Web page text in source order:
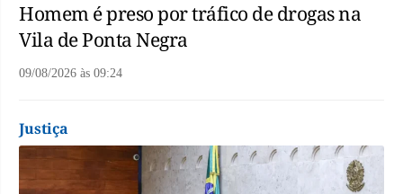
Homem é preso por tráfico de drogas na
Vila de Ponta Negra
09/08/2026 às 09:24
Justiça